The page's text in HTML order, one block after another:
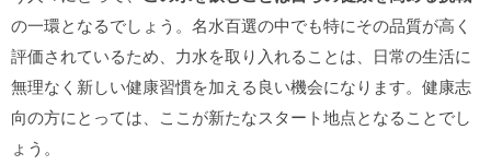
の一環となるでしょう。名水百選の中でも特にその品質が高く
評価されているため、力水を取り入れることは、日常の生活に
無理なく新しい健康習慣を加える良い機会になります。健康志
向の方にとっては、ここが新たなスタート地点となることでし
ょう。